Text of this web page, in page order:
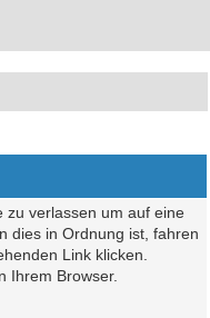
zu verlassen um auf eine
dies in Ordnung ist, fahren
Link klicken.
Ihrem Browser.